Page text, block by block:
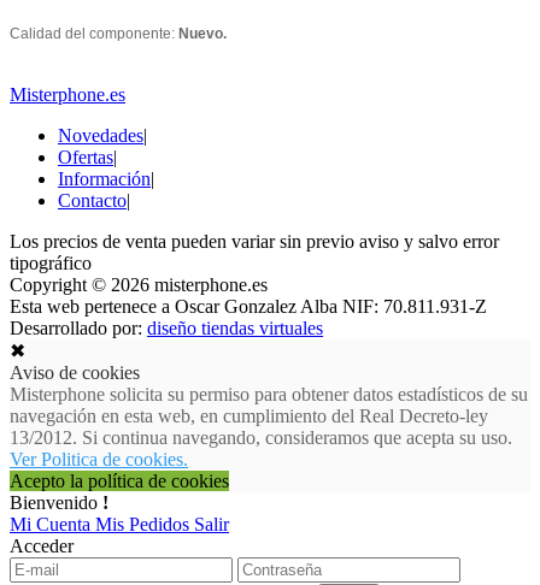
Calidad del componente: Nuevo.
Misterphone.es
Novedades|
Ofertas|
Información|
Contacto|
Los precios de venta pueden variar sin previo aviso y salvo error
tipográfico
Copyright © 2026 misterphone.es
Esta web pertenece a Oscar Gonzalez Alba NIF: 70.811.931-Z
Desarrollado por: diseño tiendas virtuales
✖
Aviso de cookies
Misterphone solicita su permiso para obtener datos estadísticos de su
navegación en esta web, en cumplimiento del Real Decreto-ley
13/2012. Si continua navegando, consideramos que acepta su uso.
Ver Politica de cookies.
Acepto la política de cookies
Bienvenido !
Mi Cuenta Mis Pedidos Salir
Acceder